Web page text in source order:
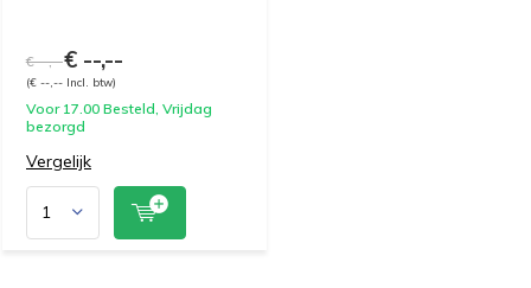
€ --,--€ --,--
(€ --,-- Incl. btw)
Voor 17.00 Besteld, Vrijdag
bezorgd
Vergelijk